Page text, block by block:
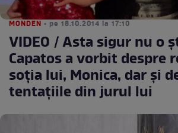
MONDEN • pe 18.10.2014 la 17:10
VIDEO / Asta sigur nu o
Capatos a vorbit despre
soţia lui, Monica, dar şi
tentaţiile din jurul lui